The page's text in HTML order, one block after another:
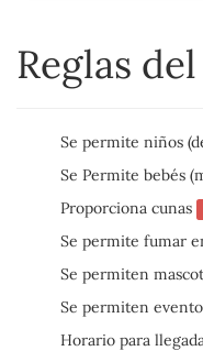
Reglas
Se permite niños
Se Permite bebés
Proporciona cunas
Se permite fumar
Se permiten
Se permiten
Horario para